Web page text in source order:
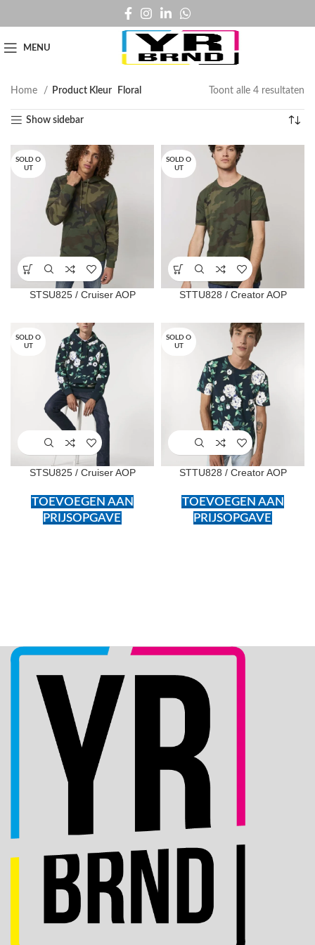
MENU
Home Product Kleur Floral Toont alle 4 resultaten
Show sidebar
SOLD O
UT
STSU825 / Cruiser AOP
SOLD O
UT
STTU828 / Creator AOP
SOLD O
UT
STSU825 / Cruiser AOP
TOEVOEGEN AAN
PRIJSOPGAVE
SOLD O
UT
STTU828 / Creator AOP
TOEVOEGEN AAN
PRIJSOPGAVE